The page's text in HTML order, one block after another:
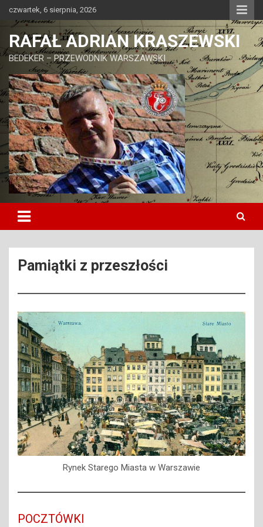
content
czwartek, 6 sierpnia, 2026
RAFAŁ ADRIAN KRASZEWSKI
BEDEKER – PRZEWODNIK WARSZAWSKI
Pamiątki z przeszłości
Rynek Starego Miasta w Warszawie
POCZTÓWKI